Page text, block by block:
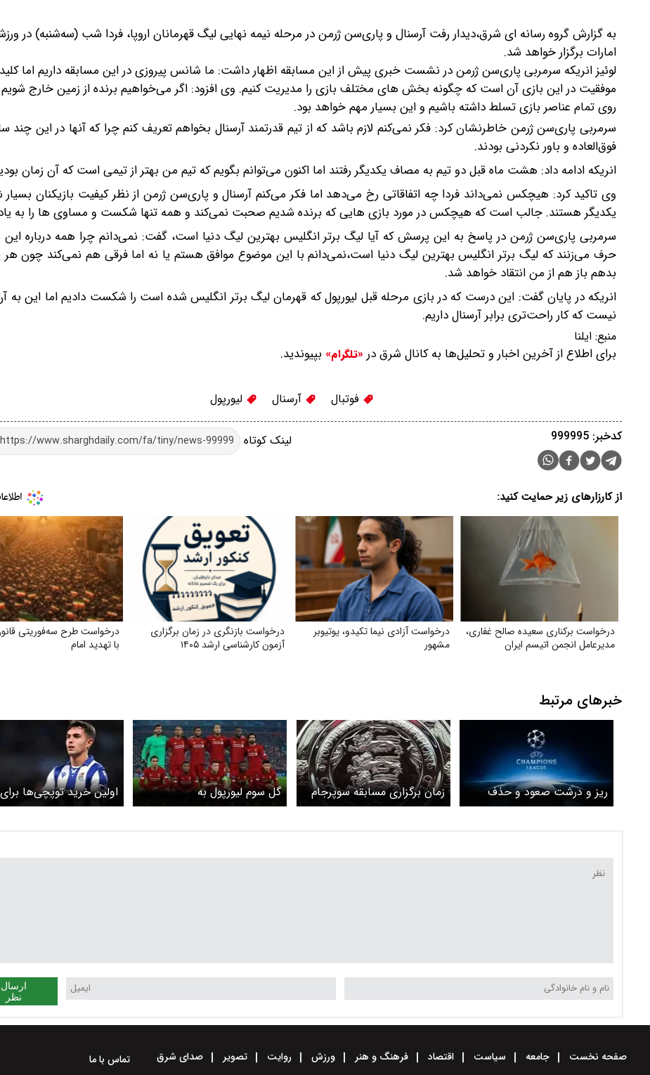
به گزارش گروه رسانه ای شرق،دیدار رفت آرسنال و پاری‌سن ژرمن در مرحله نیمه نهایی لیگ قهرمانان اروپا، فردا شب (سه‌شنبه) در
امارات برگزار خواهد شد.
لوئیز انریکه سرمربی پاری‌سن ژرمن در نشست خبری پیش از این مسابقه اظهار داشت: ما شانس پیروزی در این مسابقه داریم اما کلید
موفقیت در این بازی آن است که چگونه بخش های مختلف بازی را مدیریت کنیم. وی افزود: اگر می‌خواهیم برنده از زمین خارج شویم
روی تمام عناصر بازی تسلط داشته باشیم و این بسیار مهم خواهد بود.
سرمربی پاری‌سن ژرمن خاطرنشان کرد: فکر نمی‌کنم لازم باشد که از تیم قدرتمند آرسنال بخواهم تعریف کنم چرا که آنها در این چند
فوق‌العاده و باور نکردنی بودند.
انریکه ادامه داد: هشت ماه قبل دو تیم به مصاف یکدیگر رفتند اما اکنون می‌توانم بگویم که تیم من بهتر از تیمی است که آن زمان
وی تاکید کرد: هیچکس نمی‌داند فردا چه اتفاقاتی رخ می‌دهد اما فکر می‌کنم آرسنال و پاری‌سن ژرمن از نظر کیفیت بازیکنان بسیار
یکدیگر هستند. جالب است که هیچکس در مورد بازی هایی که برنده شدیم صحبت نمی‌کند و همه تنها شکست و مساوی ها را به یاد
سرمربی پاری‌سن ژرمن در پاسخ به این پرسش که آیا لیگ برتر انگلیس بهترین لیگ دنیا است، گفت: نمی‌دانم چرا همه درباره
حرف می‌زنند که لیگ برتر انگلیس بهترین لیگ دنیا است،نمی‌دانم با این موضوع موافق هستم یا نه اما فرقی هم نمی‌کند چون
بدهم باز هم از من انتقاد خواهد شد.
انریکه در پایان گفت: این درست که در بازی مرحله قبل لیورپول که قهرمان لیگ برتر انگلیس شده است را شکست دادیم اما این به
نیست که کار راحت‌تری برابر آرسنال داریم.
منبع: ایلنا
برای اطلاع از آخرین اخبار و تحلیل‌ها به کانال شرق در «تلگرام» بپیوندید.
فوتبال آرسنال لیورپول
لینک کوتاه کدخبر: 999995
از کارزارهای زیر حمایت کنید:
درخواست برکناری سعیده صالح غفاری،
مدیرعامل انجمن اتیسم ایران
درخواست آزادی نیما تکیدو، یوتیوبر
مشهور
درخواست بازنگری در زمان برگزاری
آزمون کارشناسی ارشد ۱۴۰۵
درخواست طرح سه‌فوریتی
با تهدید امام
خبرهای مرتبط
ریز و درشت صعود و حذف
تیم‌ها
زمان برگزاری مسابقه سوپرجام
انگلیس اعلام شد
گل سوم لیورپول به
تاتنهام+ویدئو
اولین خرید توپچی‌ها برای
فصل جدید معلوم شد
ارسال
نظر
صفحه نخست جامعه سیاست اقتصاد فرهنگ و هنر ورزش روایت تصویر صدای شرق تماس با ما